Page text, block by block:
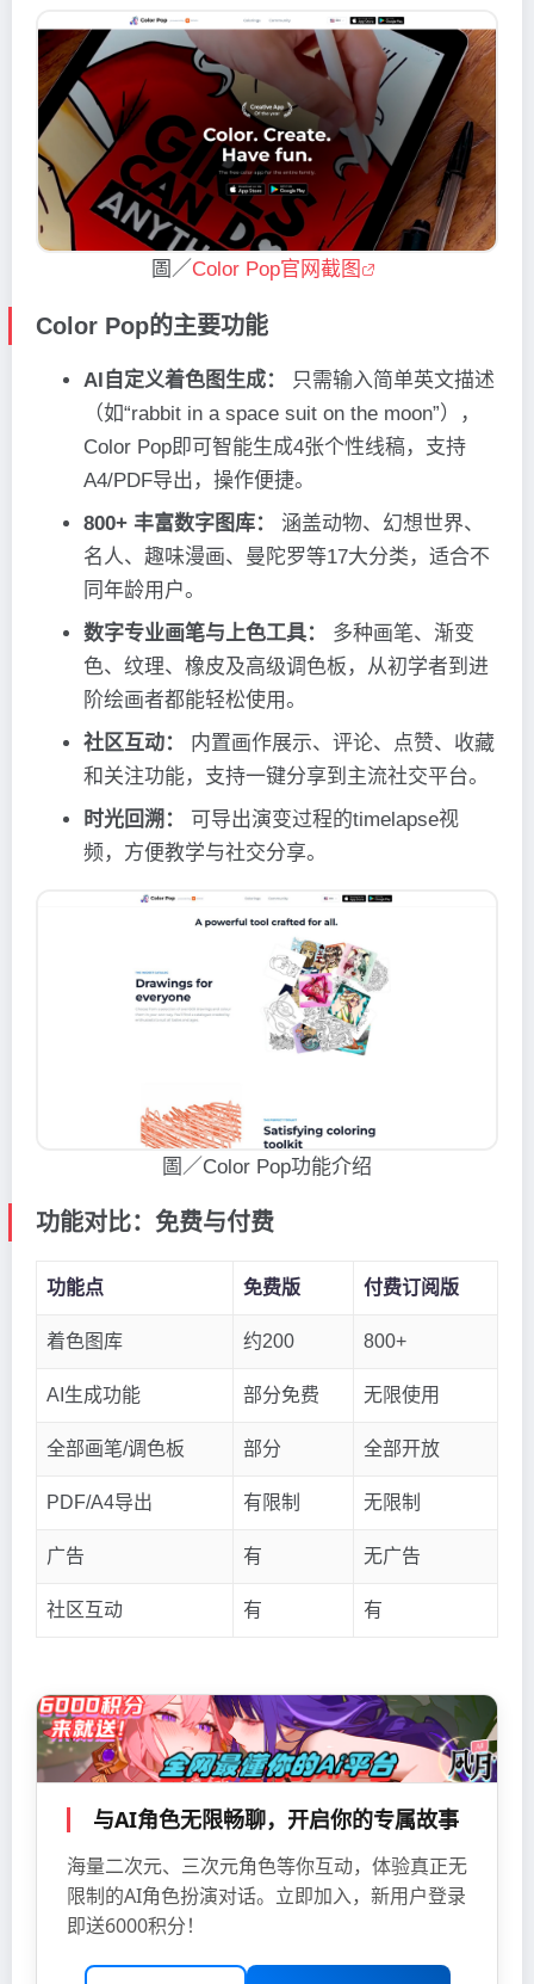
圖／Color Pop官网截图
Color Pop的主要功能
AI自定义着色图生成：
只需输入简单英文描述
（如“rabbit in a space suit on the moon”），
Color Pop即可智能生成4张个性线稿，支持
A4/PDF导出，操作便捷。
800+ 丰富数字图库：
涵盖动物、幻想世界、
名人、趣味漫画、曼陀罗等17大分类，适合不
同年龄用户。
数字专业画笔与上色工具：
多种画笔、渐变
色、纹理、橡皮及高级调色板，从初学者到进
阶绘画者都能轻松使用。
社区互动：
内置画作展示、评论、点赞、收藏
和关注功能，支持一键分享到主流社交平台。
时光回溯：
可导出演变过程的timelapse视
频，方便教学与社交分享。
圖／Color Pop功能介绍
功能对比：免费与付费
功能点 免费版 付费订阅版
着色图库 约200 800+
AI生成功能 部分免费 无限使用
全部画笔/调色板 部分 全部开放
PDF/A4导出 有限制 无限制
广告 有 无广告
社区互动 有 有
与AI角色无限畅聊，开启你的专属故事
海量二次元、三次元角色等你互动，体验真正无
限制的AI角色扮演对话。立即加入，新用户登录
即送6000积分！